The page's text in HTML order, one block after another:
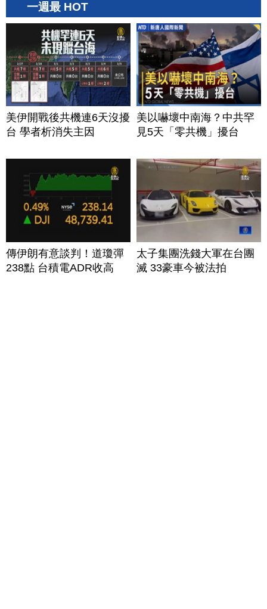
一週最 HOT
美伊開戰後共機連6天沒擾
台 學者析消失主因
美以嚇壞中南海？中共罕
見5天「零共機」擾台
傳伊朗有意談判！道瓊彈
238點 台積電ADR收高
太子集團洗錢大軍在台團
滅 33豪車今被法拍